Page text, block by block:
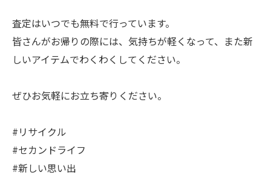
査定はいつでも無料で行っています。
皆さんがお帰りの際には、気持ちが軽くなって、また新
しいアイテムでわくわくしてください。
ぜひお気軽にお立ち寄りください。
#リサイクル
#セカンドライフ
#新しい思い出